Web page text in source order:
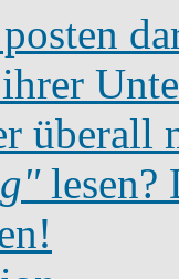
überall
lesen?